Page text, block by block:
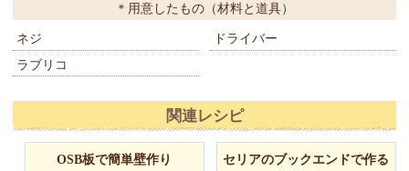
用意したもの（材料と道具）
ネジ
ラブリコ
ドライバー
関連レシピ
OSB板で簡単壁作り
セリアのブックエンドで作る